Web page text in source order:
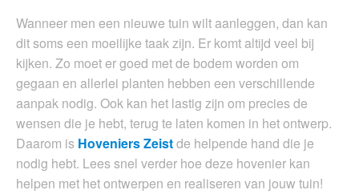
Wanneer men een nieuwe tuin wilt aanleggen, dan kan
dit soms een moeilijke taak zijn. Er komt altijd veel bij
kijken. Zo moet er goed met de bodem worden om
gegaan en allerlei planten hebben een verschillende
aanpak nodig. Ook kan het lastig zijn om precies de
wensen die je hebt, terug te laten komen in het ontwerp.
Daarom is Hoveniers Zeistde helpende hand die je
nodig hebt. Lees snel verder hoe deze hovenier kan
helpen met het ontwerpen en realiseren van jouw tuin!